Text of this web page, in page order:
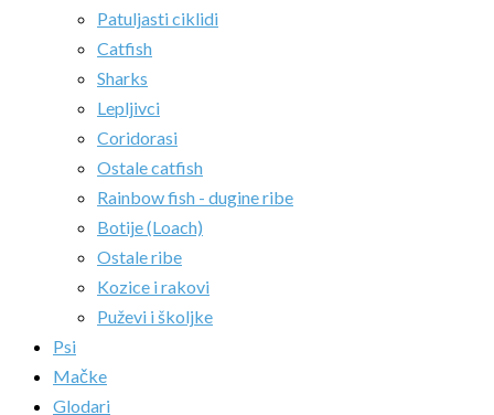
Patuljasti ciklidi
Catfish
Sharks
Lepljivci
Coridorasi
Ostale catfish
Rainbow fish - dugine ribe
Botije (Loach)
Ostale ribe
Kozice i rakovi
Puževi i školjke
Psi
Mačke
Glodari